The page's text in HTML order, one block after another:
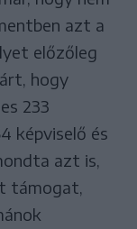
azt a
előzőleg
hogy
233
képviselő és
azt is,
támogat,